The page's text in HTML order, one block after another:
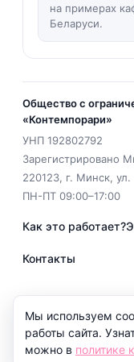
на примерах
Беларуси.
Общество с
«Контемпорари»
УНП 192802792
Зарегистрировано
220123, г. Минск,
ПН-ПТ 09:00–17:00
Как это работает?
Контакты
EMAIL
office@geotarget.by
Политика
Мы используем
работы сайта.
можно в политике